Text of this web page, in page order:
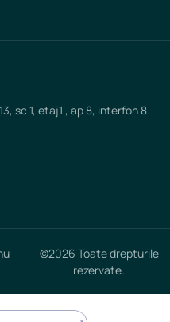
sc 1, etaj1 , ap 8, interfon 8
©2026 Toate drepturile
rezervate.